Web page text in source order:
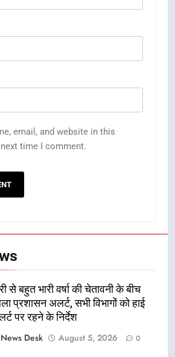
email, and website in this
time I comment.
से बहुत भारी वर्षा की चेतावनी के बीच
प्रशासन अलर्ट, सभी विभागों को हाई
पर रहने के निर्देश
News Desk
August 5, 2026 0